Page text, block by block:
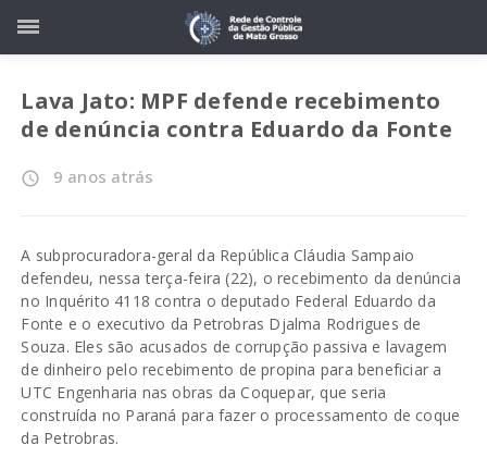
Lava Jato: MPF defende recebimento
de denúncia contra Eduardo da Fonte
access_time 9 anos atrás
A subprocuradora-geral da República Cláudia Sampaio
defendeu, nessa terça-feira (22), o recebimento da denúncia
no Inquérito 4118 contra o deputado Federal Eduardo da
Fonte e o executivo da Petrobras Djalma Rodrigues de
Souza. Eles são acusados de corrupção passiva e lavagem
de dinheiro pelo recebimento de propina para beneficiar a
UTC Engenharia nas obras da Coquepar, que seria
construída no Paraná para fazer o processamento de coque
da Petrobras.